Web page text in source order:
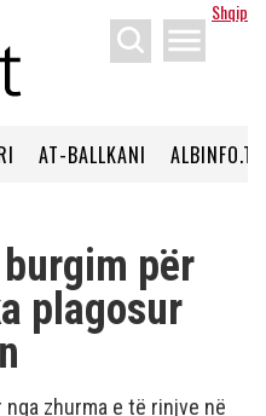
Shqip
menu
AT-BALLKANI ALBINFO.TV
për
plagosur
zhurma e të rinjve në